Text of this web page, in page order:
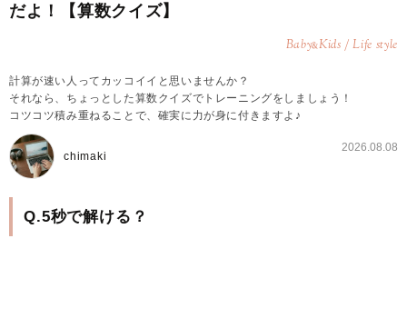
だよ！【算数クイズ】
Baby&Kids / Life style
計算が速い人ってカッコイイと思いませんか？
それなら、ちょっとした算数クイズでトレーニングをしましょう！
コツコツ積み重ねることで、確実に力が身に付きますよ♪
chimaki
2026.08.08
Q.5秒で解ける？